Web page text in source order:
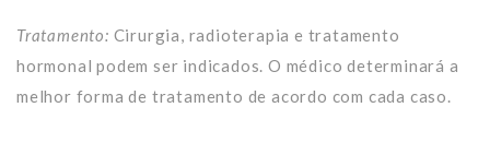
Tratamento: Cirurgia, radioterapia e tratamento
hormonal podem ser indicados. O médico determinará a
melhor forma de tratamento de acordo com cada caso.